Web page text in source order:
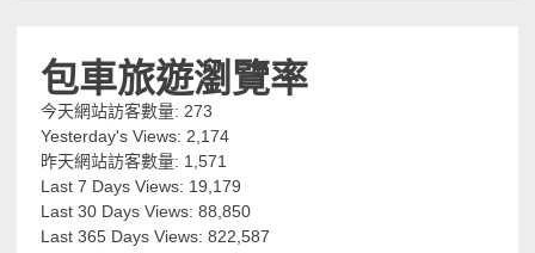
包車旅遊瀏覽率
今天網站訪客數量:273
Yesterday's Views:2,174
昨天網站訪客數量: 1,571
Last 7 Days Views: 19,179
Last 30 Days Views:88,850
Last 365 Days Views:822,587